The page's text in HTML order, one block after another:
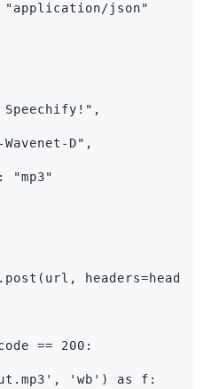
json"
D",
"mp3"
== 200:
'wb') as f: